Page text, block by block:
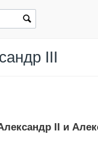
III
II и